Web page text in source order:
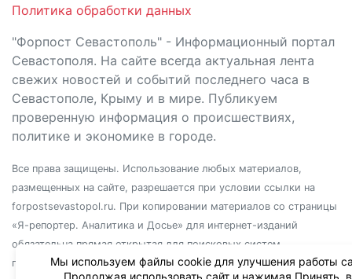
Политика обработки данных
"Форпост Севастополь" - Информационный портал
Севастополя. На сайте всегда актуальная лента
свежих новостей и событий последнего часа в
Севастополе, Крыму и в мире. Публикуем
проверенную информация о происшествиях,
политике и экономике в городе.
Все права защищены. Использование любых материалов,
размещенных на сайте, разрешается при условии ссылки на
forpostsevastopol.ru. При копировании материалов со страницы
«Я-репортер. Аналитика и Досье» для интернет-изданий
обязательна прямая открытая для поисковых систем
гиперссылка. Независимо от полного или частичного
Мы используем файлы cookie для улучшения работы
Продолжая использовать сайт и нажимая Принять,